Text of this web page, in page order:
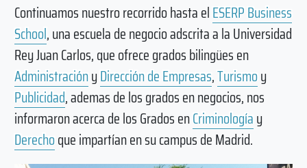
Continuamos nuestro recorrido hasta elESERP Business
School, una escuela de negocio adscrita a la Universidad
Rey Juan Carlos, que ofrece grados bilingües en
AdministraciónyDirección de Empresas,Turismoy
Publicidad, ademas de los grados en negocios, nos
informaron acerca de los Grados enCriminologíay
Derechoque impartían en su campus de Madrid.